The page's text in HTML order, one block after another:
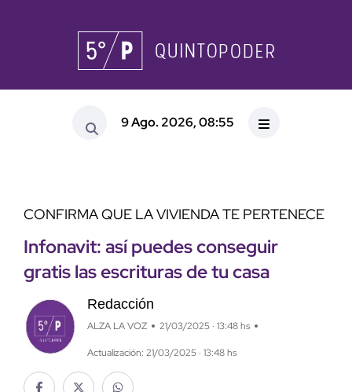
9 Ago. 2026, 08:55
CONFIRMA QUE LA VIVIENDA TE PERTENECE
Infonavit: así puedes conseguir
gratis las escrituras de tu casa
Redacción
ALZA LA VOZ 21/03/2025 · 13:48 hs
Actualización: 21/03/2025 · 13:48 hs